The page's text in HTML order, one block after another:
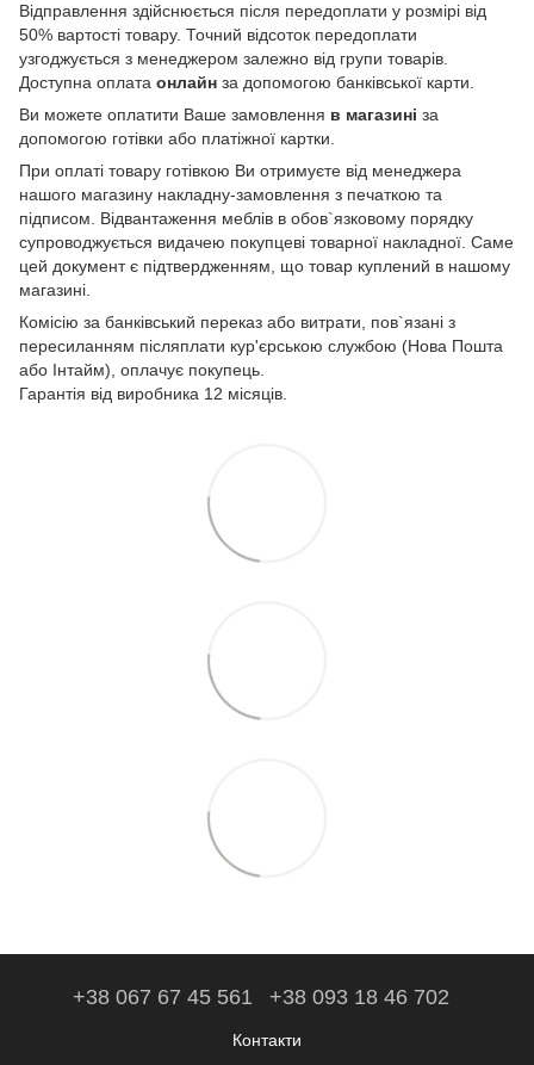
Відправлення здійснюється після передоплати у розмірі від
50% вартості товару. Точний відсоток передоплати
узгоджується з менеджером залежно від групи товарів.
Доступна оплата онлайн за допомогою банківської карти.
Ви можете оплатити Ваше замовлення в магазині за
допомогою готівки або платіжної картки.
При оплаті товару готівкою Ви отримуєте від менеджера
нашого магазину накладну-замовлення з печаткою та
підписом. Відвантаження меблів в обов`язковому порядку
супроводжується видачею покупцеві товарної накладної. Саме
цей документ є підтвердженням, що товар куплений в нашому
магазині.
Комісію за банківський переказ або витрати, пов`язані з
пересиланням післяплати кур'єрською службою (Нова Пошта
або Інтайм), оплачує покупець.
Гарантія від виробника 12 місяців.
+38 067 67 45 561 +38 093 18 46 702
Контакти